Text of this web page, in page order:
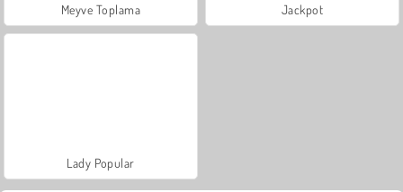
Meyve Toplama Jackpot
Lady Popular